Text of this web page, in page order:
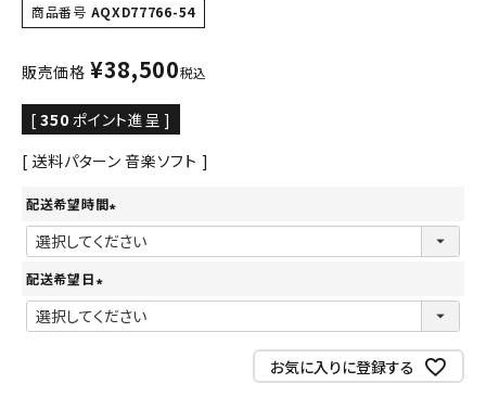
商品番号 AQXD77766-54
販売価格 ¥38,500税込
[ 350 ポイント進呈 ]
送料パターン 音楽ソフト
配送希望時間
(
必
)
配送希望日
(
必
お気に入りに登録する